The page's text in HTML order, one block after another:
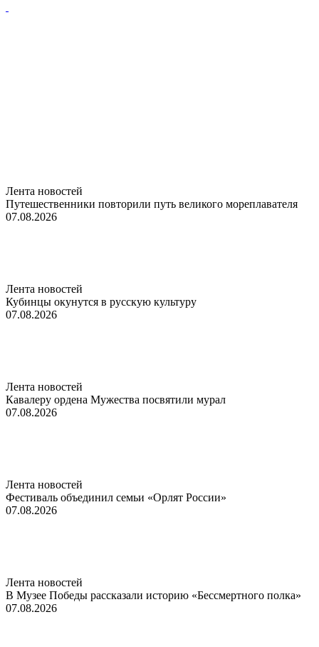
Лента новостей
Путешественники повторили путь великого мореплавателя
07.08.2026
Лента новостей
Кубинцы окунутся в русскую культуру
07.08.2026
Лента новостей
Кавалеру ордена Мужества посвятили мурал
07.08.2026
Лента новостей
Фестиваль объединил семьи «Орлят России»
07.08.2026
Лента новостей
В Музее Победы рассказали историю «Бессмертного полка»
07.08.2026